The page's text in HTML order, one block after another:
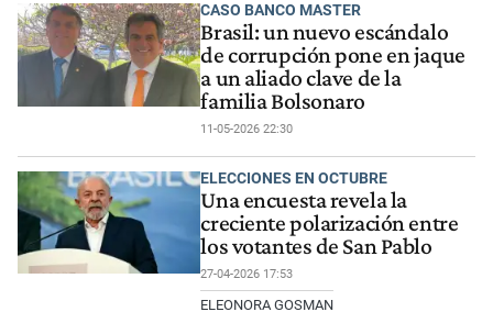
CASO BANCO MASTER
Brasil: un nuevo escándalo
de corrupción pone en jaque
a un aliado clave de la
familia Bolsonaro
11-05-2026 22:30
ELECCIONES EN OCTUBRE
Una encuesta revela la
creciente polarización entre
los votantes de San Pablo
27-04-2026 17:53
ELEONORA GOSMAN